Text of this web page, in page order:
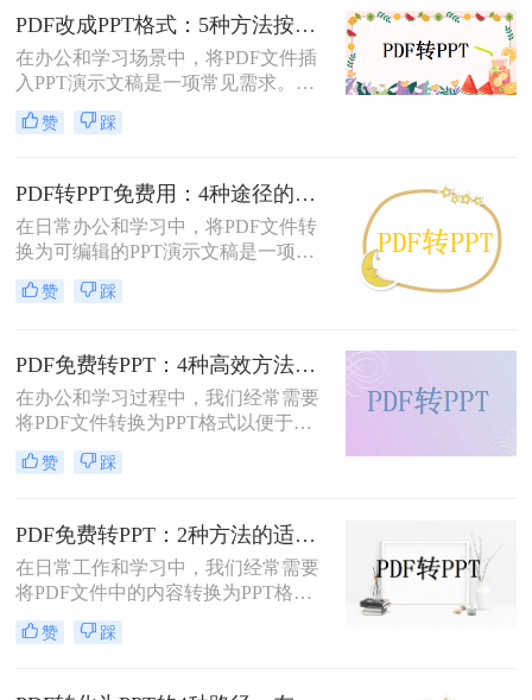
费。那么pdf如何免费转换ppt呢？以
下将介绍四种免费将PDF转换为PPT
的方法，帮助用户轻松实现格式转
换。
PDF改成PPT格式：5种方法按页面复杂度选择！
在办公和学习场景中，将PDF文件插
入PPT演示文稿是一项常见需求。无
论是展示报告、图表，还是分享文档
内容，合理选择插入方法能显著提升
改成PPT呢？以下是五种常用方法的
详细说明，帮助您根据需求高效完成
文档整合。
赞 踩
PDF转PPT免费用：4种途径的转换精度和排版保留能力对比！
在日常办公和学习中，将PDF文件转
换为可编辑的PPT演示文稿是一项高
频需求。无论是需要修改过时的课
件、提取报告中的数据制作新方案，
速且免费地完成格式转换都能极大提
升工作效率。那么如何免费把pdf转成
PPT呢？
赞 踩
PDF免费转PPT：4种高效方法的速度、精度和文件限制实测！
在办公和学习过程中，我们经常需要
将PDF文件转换为PPT格式以便于演
示或编辑。那么怎么免费把pdf转换成
ppt呢？本文将详细介绍几种免费的方
赞 踩
PDF免费转PPT：2种方法的适用场景和操作差异！
在日常工作和学习中，我们经常需要
将PDF文件中的内容转换为PPT格
式，以便于演示和分享。那么PDF如
何转化为PPT免费呢？以下是两种免
PPT的转换。
赞 踩